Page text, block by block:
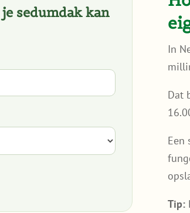
sedumdak kan
In
Dat
Een
Tip: